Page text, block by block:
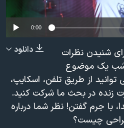
360p
480p
1080p
0:00
دانلود
شنیدن نظرات
شب یک موضوع
از طریق تلفن، اسکایپ،
زنده در بحث ما شرکت کنید.
با جرم گفتن! نظر شما درباره
چیست؟